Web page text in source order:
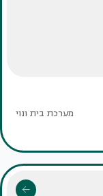
מערכת בית ונוי